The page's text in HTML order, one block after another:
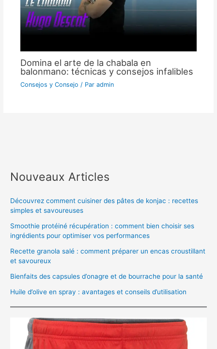
Domina el arte de la chabala en
balonmano: técnicas y consejos infalibles
Consejos y Consejo / Par admin
Nouveaux Articles
Découvrez comment cuisiner des pâtes de konjac : recettes
simples et savoureuses
Smoothie protéiné récupération : comment bien choisir ses
ingrédients pour optimiser vos performances
Recette granola salé : comment préparer un encas croustillant
et savoureux
Bienfaits des capsules d’onagre et de bourrache pour la santé
Huile d’olive en spray : avantages et conseils d’utilisation